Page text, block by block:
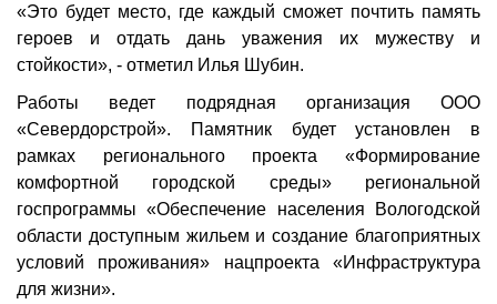
«Это будет место, где каждый сможет почтить память
героев и отдать дань уважения их мужеству и
стойкости», - отметил Илья Шубин.
Работы ведет подрядная организация ООО
«Севердорстрой». Памятник будет установлен в
рамках регионального проекта «Формирование
комфортной городской среды» региональной
госпрограммы «Обеспечение населения Вологодской
области доступным жильем и создание благоприятных
условий проживания» нацпроекта «Инфраструктура
для жизни».